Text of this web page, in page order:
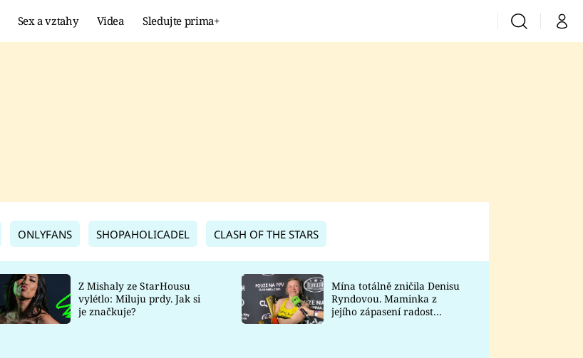
Sex a vztahy Videa Sledujte prima+ VyhledáváníMůj
Prima Lajk
Sledujte nás
ONLYFANS SHOPAHOLICADEL CLASH OF THE STARS
Z Mishaly ze StarHousu
vylétlo: Miluju prdy. Jak si
je značkuje?
Mína totálně zničila Denisu
Ryndovou. Maminka z
jejího zápasení radost